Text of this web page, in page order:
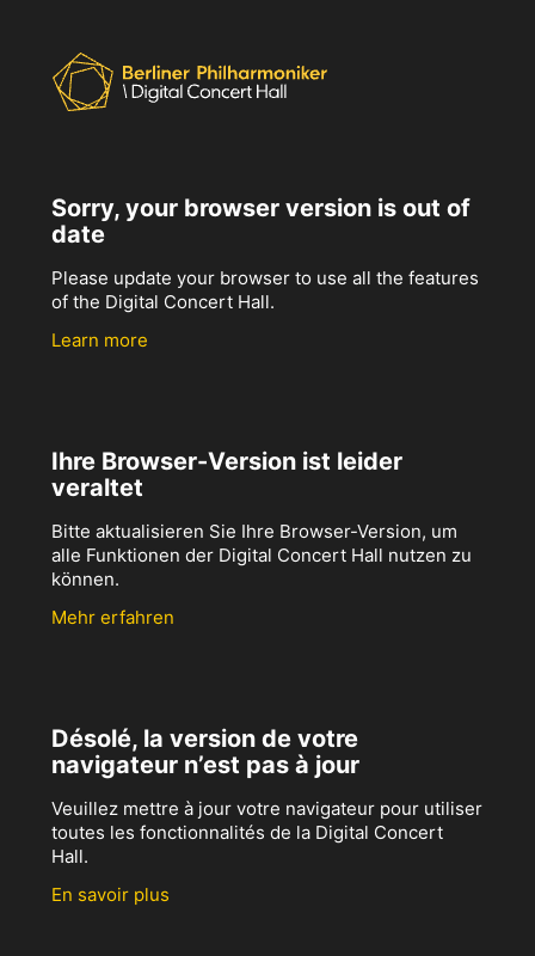
Sorry, your browser version is out of
date
Please update your browser to use all the features
of the Digital Concert Hall.
Learn more
Ihre Browser-Version ist leider
veraltet
Bitte aktualisieren Sie Ihre Browser-Version, um
alle Funktionen der Digital Concert Hall nutzen zu
können.
Mehr erfahren
Désolé, la version de votre
navigateur n’est pas à jour
Veuillez mettre à jour votre navigateur pour utiliser
toutes les fonctionnalités de la Digital Concert
Hall.
En savoir plus